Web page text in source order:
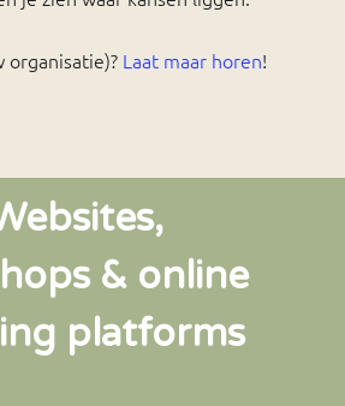
organisatie)? Laat maar horen!
& online
platforms